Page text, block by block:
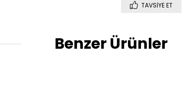
TAVSIYE ET
Benzer Ürünler